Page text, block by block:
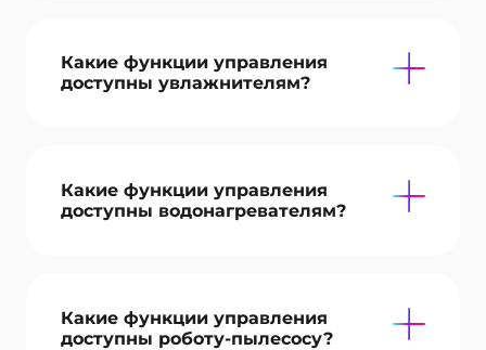
Какие функции управления
доступны увлажнителям?
Какие функции управления
доступны водонагревателям?
Какие функции управления
доступны роботу-пылесосу?